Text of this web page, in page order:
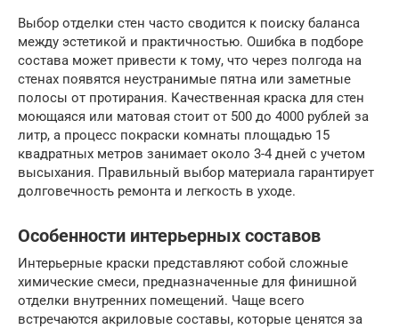
Выбор отделки стен часто сводится к поиску баланса
между эстетикой и практичностью. Ошибка в подборе
состава может привести к тому, что через полгода на
стенах появятся неустранимые пятна или заметные
полосы от протирания. Качественная краска для стен
моющаяся или матовая стоит от 500 до 4000 рублей за
литр, а процесс покраски комнаты площадью 15
квадратных метров занимает около 3-4 дней с учетом
высыхания. Правильный выбор материала гарантирует
долговечность ремонта и легкость в уходе.
Особенности интерьерных составов
Интерьерные краски представляют собой сложные
химические смеси, предназначенные для финишной
отделки внутренних помещений. Чаще всего
встречаются акриловые составы, которые ценятся за